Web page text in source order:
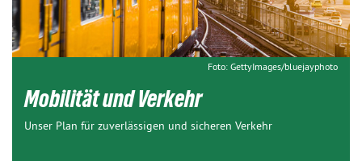
Foto: GettyImages/bluejayphoto
Mobilität und Verkehr
Unser Plan für zuverlässigen und sicheren Verkehr